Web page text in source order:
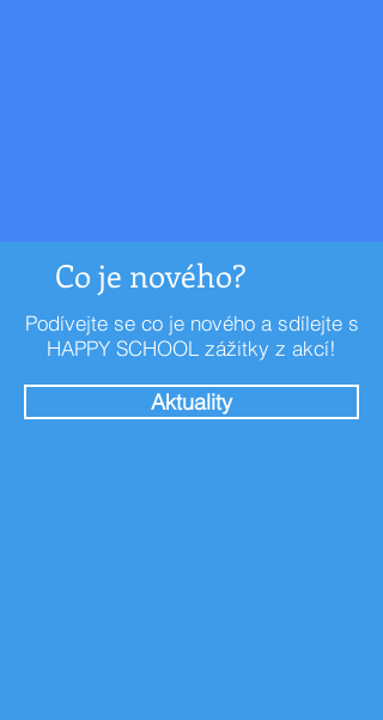
Co je nového?
Podívejte se co je nového a sdílejte s
HAPPY SCHOOL zážitky z akcí!
Aktuality